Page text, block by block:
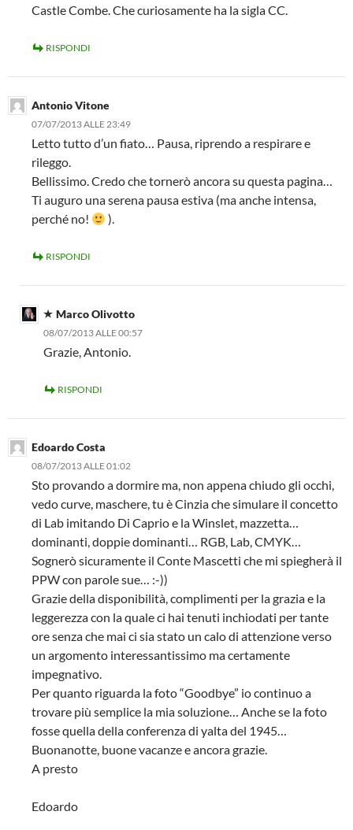
Castle Combe. Che curiosamente ha la sigla CC.
RISPONDI
Antonio Vitone
07/07/2013 ALLE 23:49
Letto tutto d’un fiato… Pausa, riprendo a respirare e
rileggo.
Bellissimo. Credo che tornerò ancora su questa pagina…
Ti auguro una serena pausa estiva (ma anche intensa,
perché no!
).
RISPONDI
Marco Olivotto
08/07/2013 ALLE 00:57
Grazie, Antonio.
RISPONDI
Edoardo Costa
08/07/2013 ALLE 01:02
Sto provando a dormire ma, non appena chiudo gli occhi,
vedo curve, maschere, tu è Cinzia che simulare il concetto
di Lab imitando Di Caprio e la Winslet, mazzetta…
dominanti, doppie dominanti… RGB, Lab, CMYK…
Sognerò sicuramente il Conte Mascetti che mi spiegherà il
PPW con parole sue… :-))
Grazie della disponibilità, complimenti per la grazia e la
leggerezza con la quale ci hai tenuti inchiodati per tante
ore senza che mai ci sia stato un calo di attenzione verso
un argomento interessantissimo ma certamente
impegnativo.
Per quanto riguarda la foto “Goodbye” io continuo a
trovare più semplice la mia soluzione… Anche se la foto
fosse quella della conferenza di yalta del 1945…
Buonanotte, buone vacanze e ancora grazie.
A presto
Edoardo